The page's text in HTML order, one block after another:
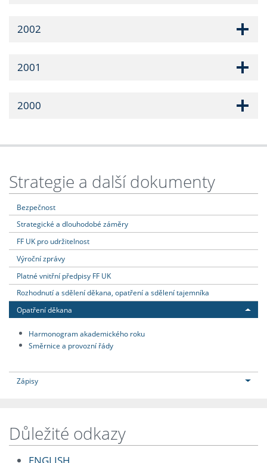
2002
2001
2000
Strategie a další dokumenty
Bezpečnost
Strategické a dlouhodobé záměry
FF UK pro udržitelnost
Výroční zprávy
Platné vnitřní předpisy FF UK
Rozhodnutí a sdělení děkana, opatření a sdělení tajemníka
Opatření děkana
Harmonogram akademického roku
Směrnice a provozní řády
Zápisy
Důležité odkazy
ENGLISH